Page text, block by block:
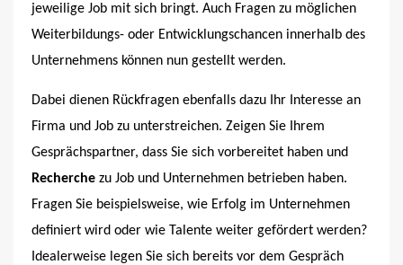
jeweilige Job mit sich bringt. Auch Fragen zu möglichen
Weiterbildungs- oder Entwicklungschancen innerhalb des
Unternehmens können nun gestellt werden.
Dabei dienen Rückfragen ebenfalls dazu Ihr Interesse an
Firma und Job zu unterstreichen. Zeigen Sie Ihrem
Gesprächspartner, dass Sie sich vorbereitet haben und
Recherche zu Job und Unternehmen betrieben haben.
Fragen Sie beispielsweise, wie Erfolg im Unternehmen
definiert wird oder wie Talente weiter gefördert werden?
Idealerweise legen Sie sich bereits vor dem Gespräch